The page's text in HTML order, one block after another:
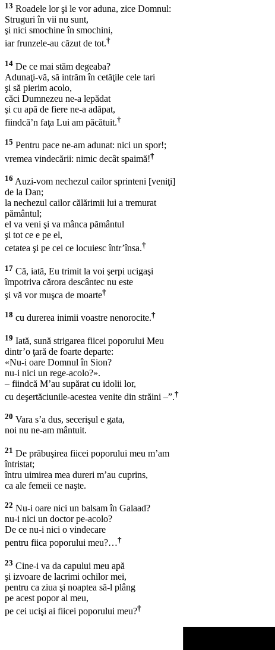
13 Roadele lor şi le vor aduna, zice Domnul:
Struguri în vii nu sunt,
şi nici smochine în smochini,
iar frunzele-au căzut de tot.†
14 De ce mai stăm degeaba?
Adunaţi-vă, să intrăm în cetăţile cele tari
şi să pierim acolo,
căci Dumnezeu ne-a lepădat
şi cu apă de fiere ne-a adăpat,
fiindcă’n faţa Lui am păcătuit.†
15 Pentru pace ne-am adunat: nici un spor!;
vremea vindecării: nimic decât spaimă!†
16 Auzi-vom nechezul cailor sprinteni [veniţi]
de la Dan;
la nechezul cailor călărimii lui a tremurat
pământul;
el va veni şi va mânca pământul
şi tot ce e pe el,
cetatea şi pe cei ce locuiesc într’însa.†
17 Că, iată, Eu trimit la voi şerpi ucigaşi
împotriva cărora descântec nu este
şi vă vor muşca de moarte†
18 cu durerea inimii voastre nenorocite.†
19 Iată, sună strigarea fiicei poporului Meu
dintr’o ţară de foarte departe:
«Nu-i oare Domnul în Sion?
nu-i nici un rege-acolo?».
– fiindcă M’au supărat cu idolii lor,
cu deşertăciunile-acestea venite din străini –”.†
20 Vara s’a dus, secerişul e gata,
noi nu ne-am mântuit.
21 De prăbuşirea fiicei poporului meu m’am
întristat;
întru uimirea mea dureri m’au cuprins,
ca ale femeii ce naşte.
22 Nu-i oare nici un balsam în Galaad?
nu-i nici un doctor pe-acolo?
De ce nu-i nici o vindecare
pentru fiica poporului meu?…†
23 Cine-i va da capului meu apă
şi izvoare de lacrimi ochilor mei,
pentru ca ziua şi noaptea să-l plâng
pe acest popor al meu,
pe cei ucişi ai fiicei poporului meu?†